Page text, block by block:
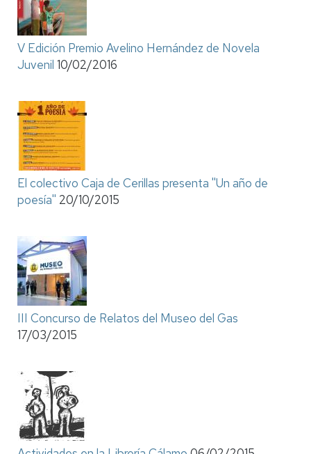
V Edición Premio Avelino Hernández de Novela
Juvenil 10/02/2016
El colectivo Caja de Cerillas presenta ''Un año de
poesía'' 20/10/2015
III Concurso de Relatos del Museo del Gas
17/03/2015